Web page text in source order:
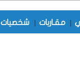
| مقـاربات | شخصيات